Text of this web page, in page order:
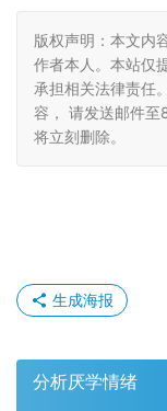
版权声明：本文内
作者本人。本站仅
承担相关法律责任
容， 请发送邮件
将立刻删除。
生成海报
分析厌学情绪